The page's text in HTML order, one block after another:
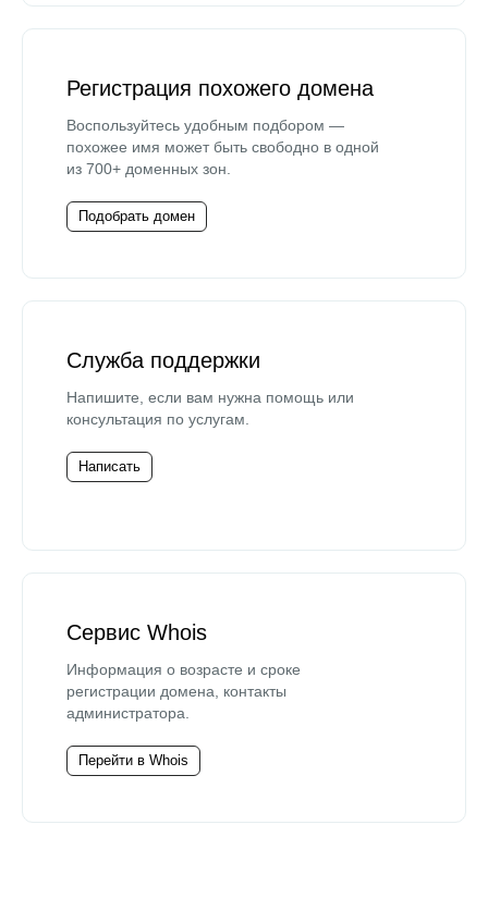
Регистрация похожего домена
Воспользуйтесь удобным подбором —
похожее имя может быть свободно в одной
из 700+ доменных зон.
Подобрать домен
Служба поддержки
Напишите, если вам нужна помощь или
консультация по услугам.
Написать
Сервис Whois
Информация о возрасте и сроке
регистрации домена, контакты
администратора.
Перейти в Whois